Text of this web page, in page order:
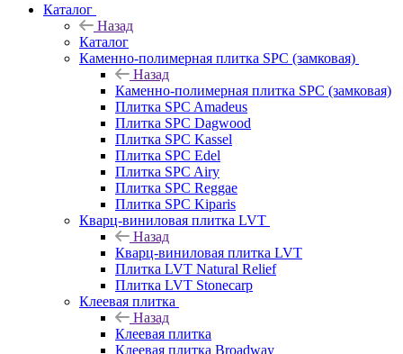
Каталог
Назад
Каталог
Каменно-полимерная плитка SPC (замковая)
Назад
Каменно-полимерная плитка SPC (замковая)
Плитка SPC Amadeus
Плитка SPC Dagwood
Плитка SPC Kassel
Плитка SPC Edel
Плитка SPC Airy
Плитка SPC Reggae
Плитка SPC Kiparis
Кварц-виниловая плитка LVT
Назад
Кварц-виниловая плитка LVT
Плитка LVT Natural Relief
Плитка LVT Stonecarp
Клеевая плитка
Назад
Клеевая плитка
Клеевая плитка Broadway